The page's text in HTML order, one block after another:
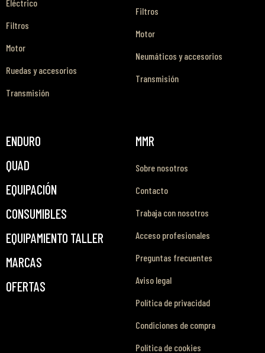
Eléctrico
Filtros
Motor
Ruedas y accesorios
Transmisión
Filtros
Motor
Neumáticos y accesorios
Transmisión
ENDURO
QUAD
EQUIPACIÓN
CONSUMIBLES
EQUIPAMIENTO TALLER
MARCAS
OFERTAS
MMR
Sobre nosotros
Contacto
Trabaja con nosotros
Acceso profesionales
Preguntas frecuentes
Aviso legal
Política de privacidad
Condiciones de compra
Política de cookies